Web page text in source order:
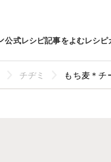
公式レシピ記事をよむレシピ
チヂミ もち麦＊